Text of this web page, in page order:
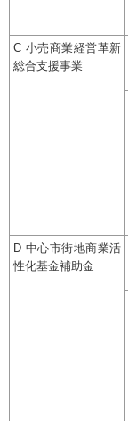
C 小売商業経営革新
総合支援事業
D 中心市街地商業活
性化基金補助金